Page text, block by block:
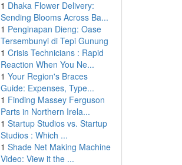
1 Dhaka Flower Delivery:
Sending Blooms Across Ba...
1 Penginapan Dieng: Oase
Tersembunyi di Tepi Gunung
1 Crisis Technicians : Rapid
Reaction When You Ne...
1 Your Region's Braces
Guide: Expenses, Type...
1 Finding Massey Ferguson
Parts in Northern Irela...
1 Startup Studios vs. Startup
Studios : Which ...
1 Shade Net Making Machine
Video: View it the ...